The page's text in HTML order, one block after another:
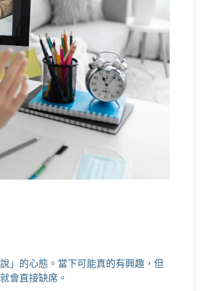
」的心態。當下可能真的有興趣，但
會直接缺席。